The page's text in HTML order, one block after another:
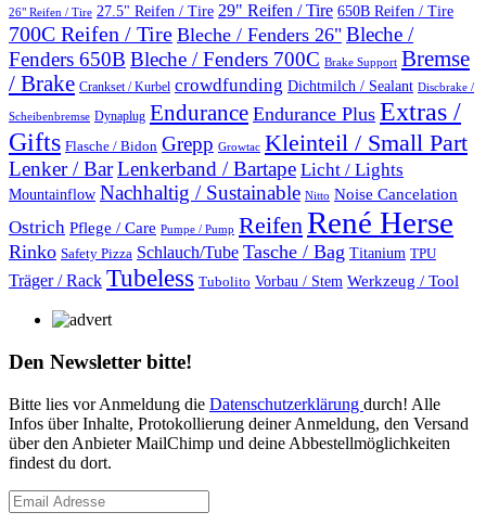
26" Reifen / Tire 27.5" Reifen / Tire 29" Reifen / Tire 650B Reifen / Tire
700C Reifen / Tire Bleche / Fenders 26" Bleche /
Fenders 650B Bleche / Fenders 700C Brake Support Bremse
/ Brake Crankset / Kurbel crowdfunding Dichtmilch / Sealant Discbrake /
Scheibenbremse Dynaplug Endurance Endurance Plus Extras /
Gifts Flasche / Bidon Grepp Growtac Kleinteil / Small Part
Lenker / BarLenkerband / Bartape Licht / Lights
Mountainflow Nachhaltig / Sustainable Nitto Noise Cancelation
Ostrich Pflege / Care Pumpe / Pump ReifenRené Herse
Rinko Safety Pizza Schlauch/Tube Tasche / Bag Titanium TPU
Träger / Rack Tubeless Tubolito Vorbau / Stem Werkzeug / Tool
Den Newsletter bitte!
Bitte lies vor Anmeldung die Datenschutzerklärung durch! Alle
Infos über Inhalte, Protokollierung deiner Anmeldung, den Versand
über den Anbieter MailChimp und deine Abbestellmöglichkeiten
findest du dort.